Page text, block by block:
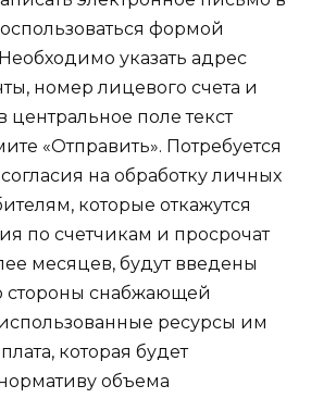
формой
указать адрес
номер лицевого счета и
поле текст
«Отправить». Потребуется
на обработку личных
которые откажутся
по счетчикам и просрочат
месяцев, будут введены
стороны снабжающей
ресурсы им
которая будет
объема